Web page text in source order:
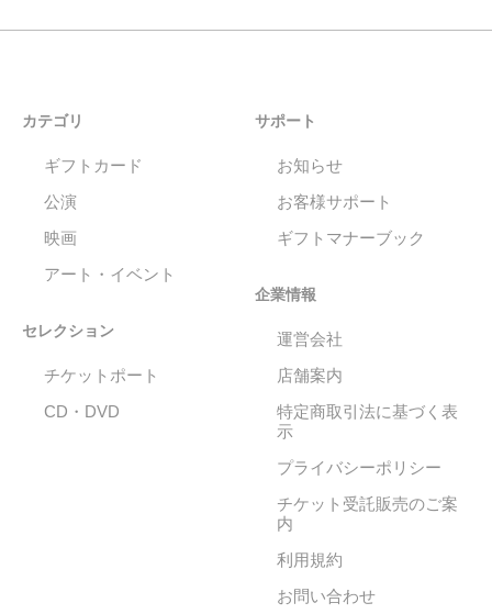
カテゴリ
ギフトカード
公演
映画
アート・イベント
セレクション
チケットポート
CD・DVD
サポート
お知らせ
お客様サポート
ギフトマナーブック
企業情報
運営会社
店舗案内
特定商取引法に基づく表
示
プライバシーポリシー
チケット受託販売のご案
内
利用規約
お問い合わせ